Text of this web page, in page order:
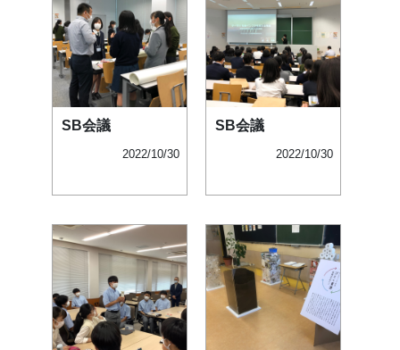
SB会議
2022/10/30
SB会議
2022/10/30